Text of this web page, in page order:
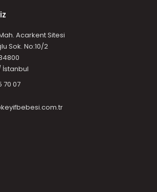
Acarkent Sitesi
Sok. No:10/2
İstanbul
70 07